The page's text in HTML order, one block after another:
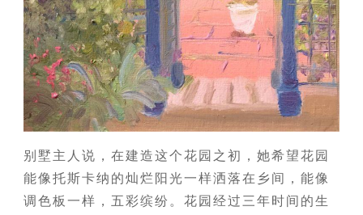
别墅主人说，在建造这个花园之初，她希望花园
能像托斯卡纳的灿烂阳光一样洒落在乡间，能像
调色板一样，五彩缤纷。花园经过三年时间的生